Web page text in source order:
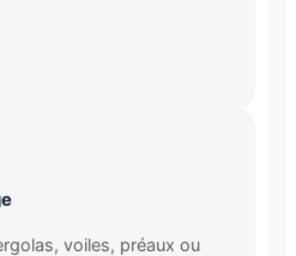
voiles, préaux ou